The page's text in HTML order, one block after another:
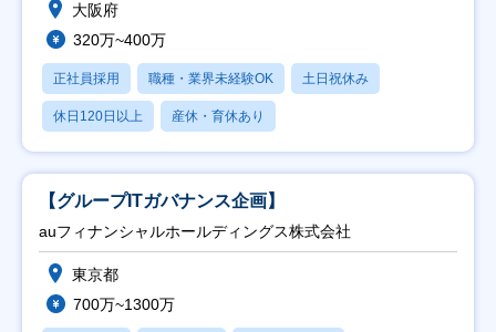
大阪府
320万~400万
正社員採用 職種・業界未経験OK 土日祝休み
休日120日以上 産休・育休あり
【グループITガバナンス企画】
auフィナンシャルホールディングス株式会社
東京都
700万~1300万